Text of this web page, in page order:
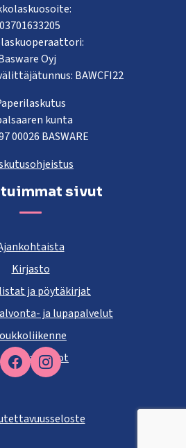
Facebook
Oyj
BAWCFI22
kunta
00026 BASWARE
sivut
Kirjasto
ja pöytäkirjat
ja lupapalvelut
asunnot